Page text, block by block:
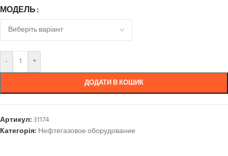
МОДЕЛЬ
- +
ДОДАТИ В КОШИК
Артикул:31174
Категорія: Нефтегазовое оборудование